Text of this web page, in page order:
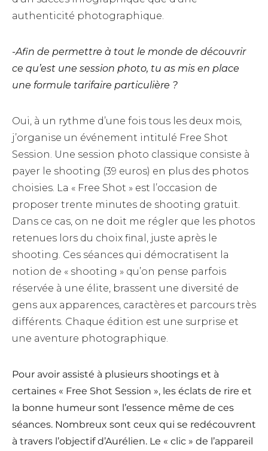
authenticité photographique.
-Afin de permettre à tout le monde de découvrir
ce qu’est une session photo, tu as mis en place
une formule tarifaire particulière ?
Oui, à un rythme d’une fois tous les deux mois,
j’organise un événement intitulé Free Shot
Session. Une session photo classique consiste à
payer le shooting (39 euros) en plus des photos
choisies. La « Free Shot » est l’occasion de
proposer trente minutes de shooting gratuit.
Dans ce cas, on ne doit me régler que les photos
retenues lors du choix final, juste après le
shooting. Ces séances qui démocratisent la
notion de « shooting » qu’on pense parfois
réservée à une élite, brassent une diversité de
gens aux apparences, caractères et parcours très
différents. Chaque édition est une surprise et
une aventure photographique.
Pour avoir assisté à plusieurs shootings et à
certaines « Free Shot Session », les éclats de rire et
la bonne humeur sont l’essence même de ces
séances. Nombreux sont ceux qui se redécouvrent
à travers l’objectif d’Aurélien. Le « clic » de l’appareil